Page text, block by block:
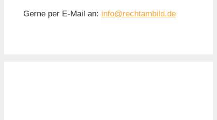
Gerne per E-Mail an: info@rechtambild.de